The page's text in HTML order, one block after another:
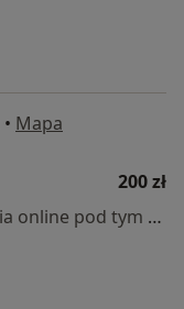
• Mapa
200 zł
Specjalista nie oferuje umawiania online pod tym adresem.